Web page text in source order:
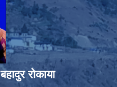
रोकाया